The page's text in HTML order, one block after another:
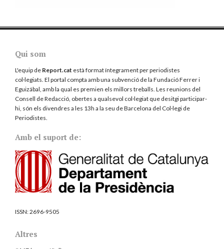
Qui som
L'equip de Report.cat està format íntegrament per periodistes
col·legiats. El portal compta amb una subvenció de la Fundació Ferrer i
Eguizábal, amb la qual es premien els millors treballs. Les reunions del
Consell de Redacció, obertes a qualsevol col·legiat que desitgi participar-
hi, són els divendres a les 13h a la seu de Barcelona del Col·legi de
Periodistes
Amb el suport de:
ISSN:2696-9505
Altres